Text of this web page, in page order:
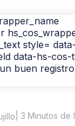
| 3 Minutos de